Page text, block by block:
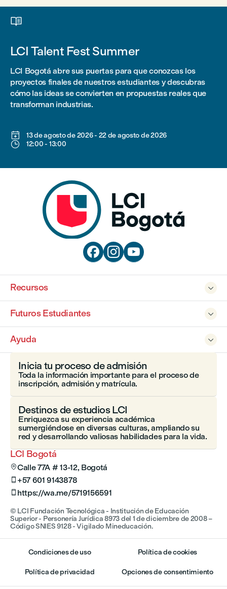

LCI Talent Fest Summer
LCI Bogotá abre sus puertas para que conozcas los
proyectos finales de nuestros estudiantes y descubras
cómo las ideas se convierten en propuestas reales que
transforman industrias.
 13 de agosto de 2026- 22 de agosto de 2026
 12:00- 13:00
  

Recursos

Futuros Estudiantes

Ayuda
LCI Bogotá
Calle 77A # 13-12, Bogotá
 +57 601 9143878
 https://wa.me/5719156591
Inicia tu proceso de admisión
Toda la información importante para el proceso de
inscripción, admisión y matrícula.
Destinos de estudios LCI
Enriquezca su experiencia académica
sumergiéndose en diversas culturas, ampliando su
red y desarrollando valiosas habilidades para la vida.
© LCI Fundación Tecnológica - Institución de Educación
Superior - Personería Jurídica 8973 del 1 de diciembre de 2008 –
Código SNIES 9128 - Vigilado Mineducación.
Condiciones de uso Política de cookies
Política de privacidad Opciones de consentimiento